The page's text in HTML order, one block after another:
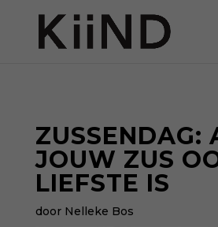
ZUSSENDAG:
JOUW ZUS
LIEFSTE IS
door Nelleke Bos